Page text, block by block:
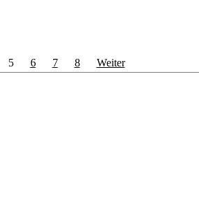
5 6 7 8 Weiter